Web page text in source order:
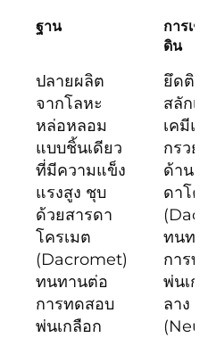
ฐาน
การเ
ดิน
ปลายผลิต
จากโลหะ
หล่อหลอม
แบบชิ้นเดียว
ที่มีความแข็ง
แรงสูง ชุบ
ด้วยสารดา
โครเมต
(Dacromet)
ทนทานต่อ
การทดสอบ
พ่นเกลือก
ยึดติด
สลักเ
เคมีแ
กรวย
ด้าน
ดาโค
ทนท
การท
พ่นเก
ลาง